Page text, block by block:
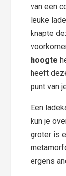
van een
leuke
knapte
hoogte
heeft
punt van
Een
kun je
groter is
ergens